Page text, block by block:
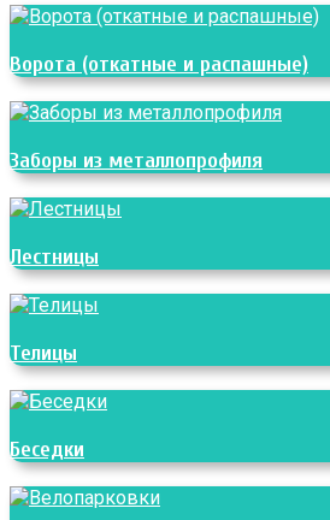
Ворота (откатные и распашные)
Заборы из металлопрофиля
Лестницы
Телицы
Беседки